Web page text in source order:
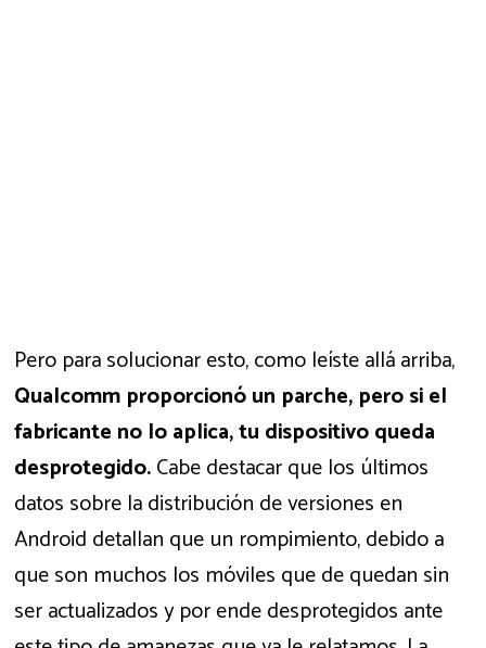
Pero para solucionar esto, como leíste allá arriba,
Qualcomm proporcionó un parche, pero si el
fabricante no lo aplica, tu dispositivo queda
desprotegido.Cabe destacar que los últimos
datos sobre la distribución de versiones en
Android detallan que un rompimiento, debido a
que son muchos los móviles que de quedan sin
ser actualizados y por ende desprotegidos ante